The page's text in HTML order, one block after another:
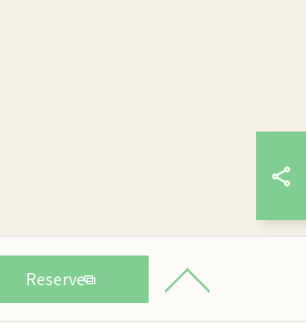
Reserve